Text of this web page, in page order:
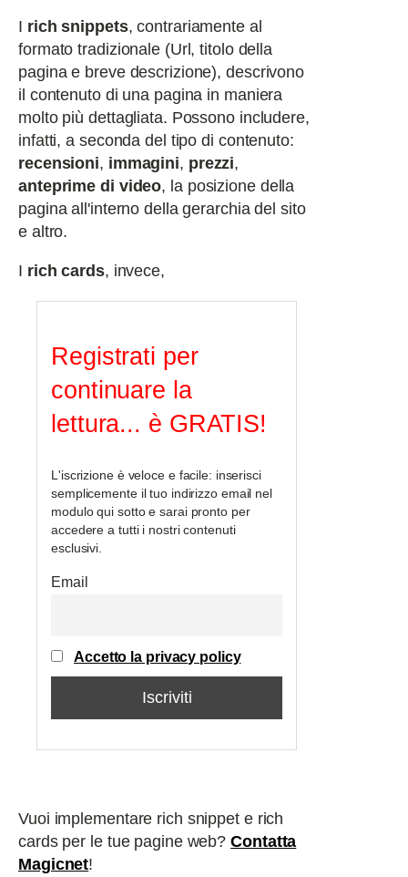
I rich snippets, contrariamente al
formato tradizionale (Url, titolo della
pagina e breve descrizione), descrivono
il contenuto di una pagina in maniera
molto più dettagliata. Possono includere,
infatti, a seconda del tipo di contenuto:
recensioni, immagini, prezzi,
anteprime di video, la posizione della
pagina all'interno della gerarchia del sito
e altro.
I rich cards, invece,
Registrati per
continuare la
lettura... è GRATIS!
L'iscrizione è veloce e facile: inserisci
semplicemente il tuo indirizzo email nel
modulo qui sotto e sarai pronto per
accedere a tutti i nostri contenuti
esclusivi.
Email
Accetto la privacy policy
Vuoi implementare rich snippet e rich
cards per le tue pagine web?Contatta
Magicnet!